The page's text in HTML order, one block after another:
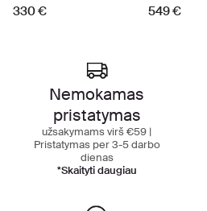
330 € 549 €
Nemokamas
pristatymas
užsakymams virš €59 |
Pristatymas per 3-5 darbo
dienas
*Skaityti daugiau